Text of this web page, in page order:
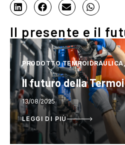
Il presente e il
PRODOTTO
Il futuro della
13/08/2025
LEGGI DI PIÙ